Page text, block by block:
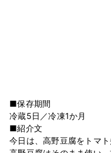
■保存期間
冷蔵5日／冷凍1か月
■紹介文
今日は、高野豆腐をトマ